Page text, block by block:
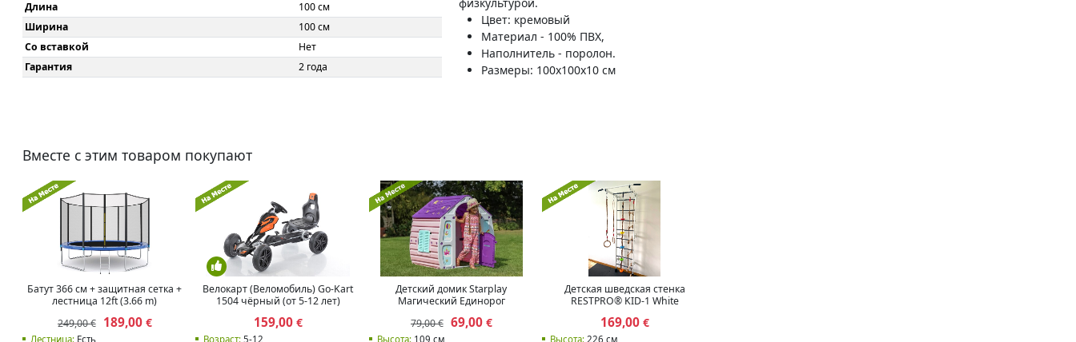
Длина
100 см
Ширина
100 см
Со вставкой
Нет
Гарантия
2 года
физкультурой.
Цвет: кремовый
Материал - 100% ПВХ,
Наполнитель - поролон.
Размеры: 100x100x10 см
Вместе с этим товаром покупают
Батут 366 см + защитная сетка +
лестница 12ft (3.66 m)
249,00 €
189,00€
Лестница:Есть
Велокарт (Веломобиль) Go-Kart
1504 чёрный (от 5-12 лет)
159,00€
Возраст: 5-12
Детский домик Starplay
Магический Единорог
79,00 € 69,00€
Высота:109 см
Детская шведская стенка
RESTPRO® KID-1 White
169,00€
Высота: 226 cм